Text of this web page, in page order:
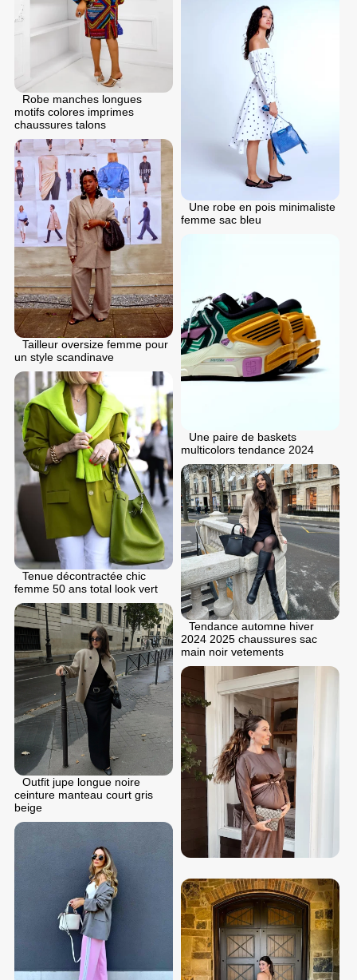
Robe manches longues
motifs colores imprimes
chaussures talons
Une robe en pois minimaliste
femme sac bleu
Tailleur oversize femme pour
un style scandinave
Une paire de baskets
multicolors tendance 2024
Tenue décontractée chic
femme 50 ans total look vert
Tendance automne hiver
2024 2025 chaussures sac
main noir vetements
Outfit jupe longue noire
ceinture manteau court gris
beige